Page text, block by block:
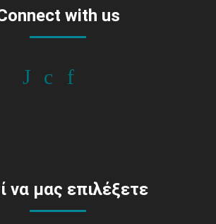
with us
να μας επιλέξετε